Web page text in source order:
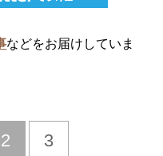
などをお届けしていま
2 3